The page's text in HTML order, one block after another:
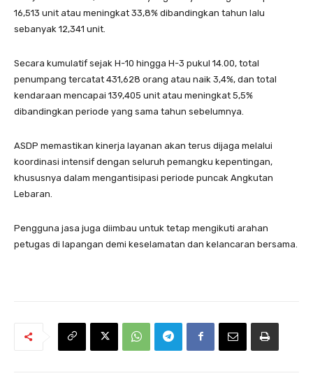
16,513 unit atau meningkat 33,8% dibandingkan tahun lalu
sebanyak 12,341 unit.
Secara kumulatif sejak H-10 hingga H-3 pukul 14.00, total
penumpang tercatat 431,628 orang atau naik 3,4%, dan total
kendaraan mencapai 139,405 unit atau meningkat 5,5%
dibandingkan periode yang sama tahun sebelumnya.
ASDP memastikan kinerja layanan akan terus dijaga melalui
koordinasi intensif dengan seluruh pemangku kepentingan,
khususnya dalam mengantisipasi periode puncak Angkutan
Lebaran.
Pengguna jasa juga diimbau untuk tetap mengikuti arahan
petugas di lapangan demi keselamatan dan kelancaran bersama.